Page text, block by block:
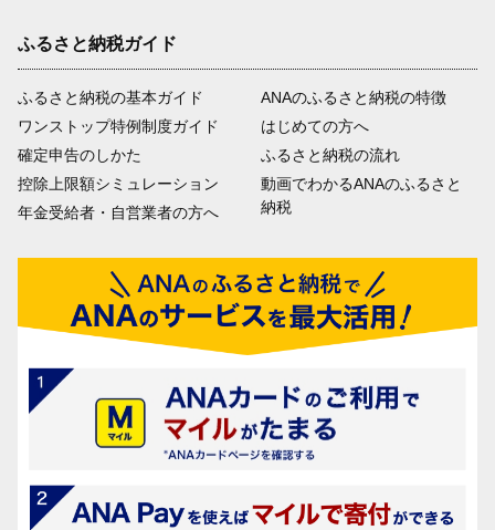
ふるさと納税ガイド
ふるさと納税の基本ガイド
ワンストップ特例制度ガイド
確定申告のしかた
控除上限額シミュレーション
年金受給者・自営業者の方へ
ANAのふるさと納税の特徴
はじめての方へ
ふるさと納税の流れ
動画でわかるANAのふるさと
納税